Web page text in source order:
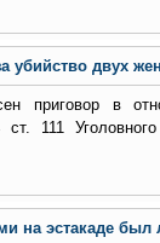
убийство двух
приговор в
111
на эстакаде был